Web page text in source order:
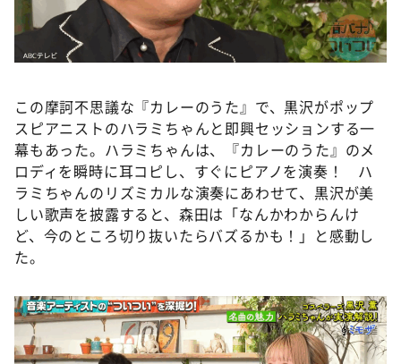
この摩訶不思議な『カレーのうた』で、黒沢がポップ
スピアニストのハラミちゃんと即興セッションする一
幕もあった。ハラミちゃんは、『カレーのうた』のメ
ロディを瞬時に耳コピし、すぐにピアノを演奏！ ハ
ラミちゃんのリズミカルな演奏にあわせて、黒沢が美
しい歌声を披露すると、森田は「なんかわからんけ
ど、今のところ切り抜いたらバズるかも！」と感動し
た。